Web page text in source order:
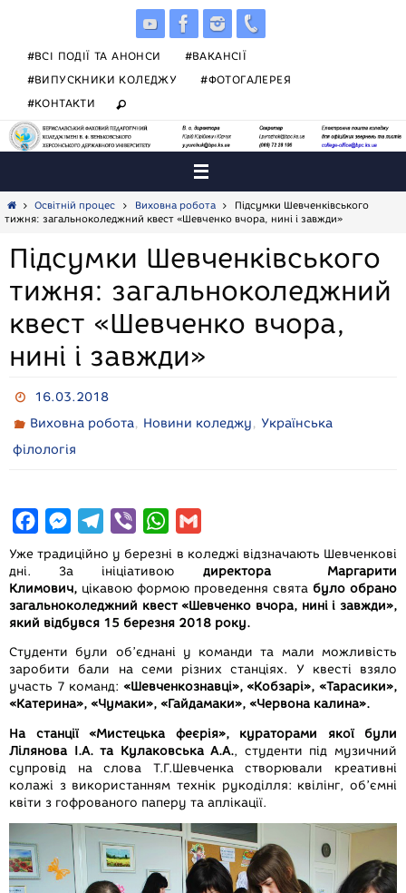
#ВСІ ПОДІЇ ТА АНОНСИ
#ВАКАНСІЇ
#ВИПУСКНИКИ КОЛЕДЖУ
#ФОТОГАЛЕРЕЯ
#КОНТАКТИ
HomeОсвітній процес Виховна робота
Підсумки Шевченківського
тижня: загальноколеджний квест «Шевченко вчора, нині і завжди»
Підсумки Шевченківського
тижня: загальноколеджний
квест «Шевченко вчора,
нині і завжди»
16.03.2018
Виховна робота, Новини коледжу, Українська
філологія
e
b
o
o
k
M
s
s
e
n
g
e
l
e
g
r
a
m
b
e
r
W
h
a
t
s
A
p
p
a
i
l
Уже традиційно у березні в коледжі відзначають Шевченкові
дні. За ініціативою директора Маргарити
Климович, цікавою формою проведення свята було обрано
загальноколеджний квест «Шевченко вчора, нині і завжди»,
який відбувся 15 березня 2018 року.
Студенти були об’єднані у команди та мали можливість
заробити бали на семи різних станціях. У квесті взяло
участь 7 команд: «Шевченкознавці», «Кобзарі», «Тарасики»,
«Катерина», «Чумаки», «Гайдамаки», «Червона калина».
На станції
«Мистецька феєрія», кураторами якої були
Лілянова І.А. та Кулаковська А.А., студенти під музичний
супровід на слова Т.Г.Шевченка створювали креативні
колажі з використанням технік рукоділля: квілінг, об’ємні
квіти з гофрованого паперу та аплікації.